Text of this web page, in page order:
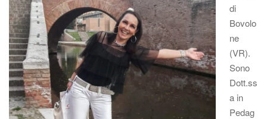
di
Bovolo
ne
(VR).
Sono
Dott.ss
a in
Pedag